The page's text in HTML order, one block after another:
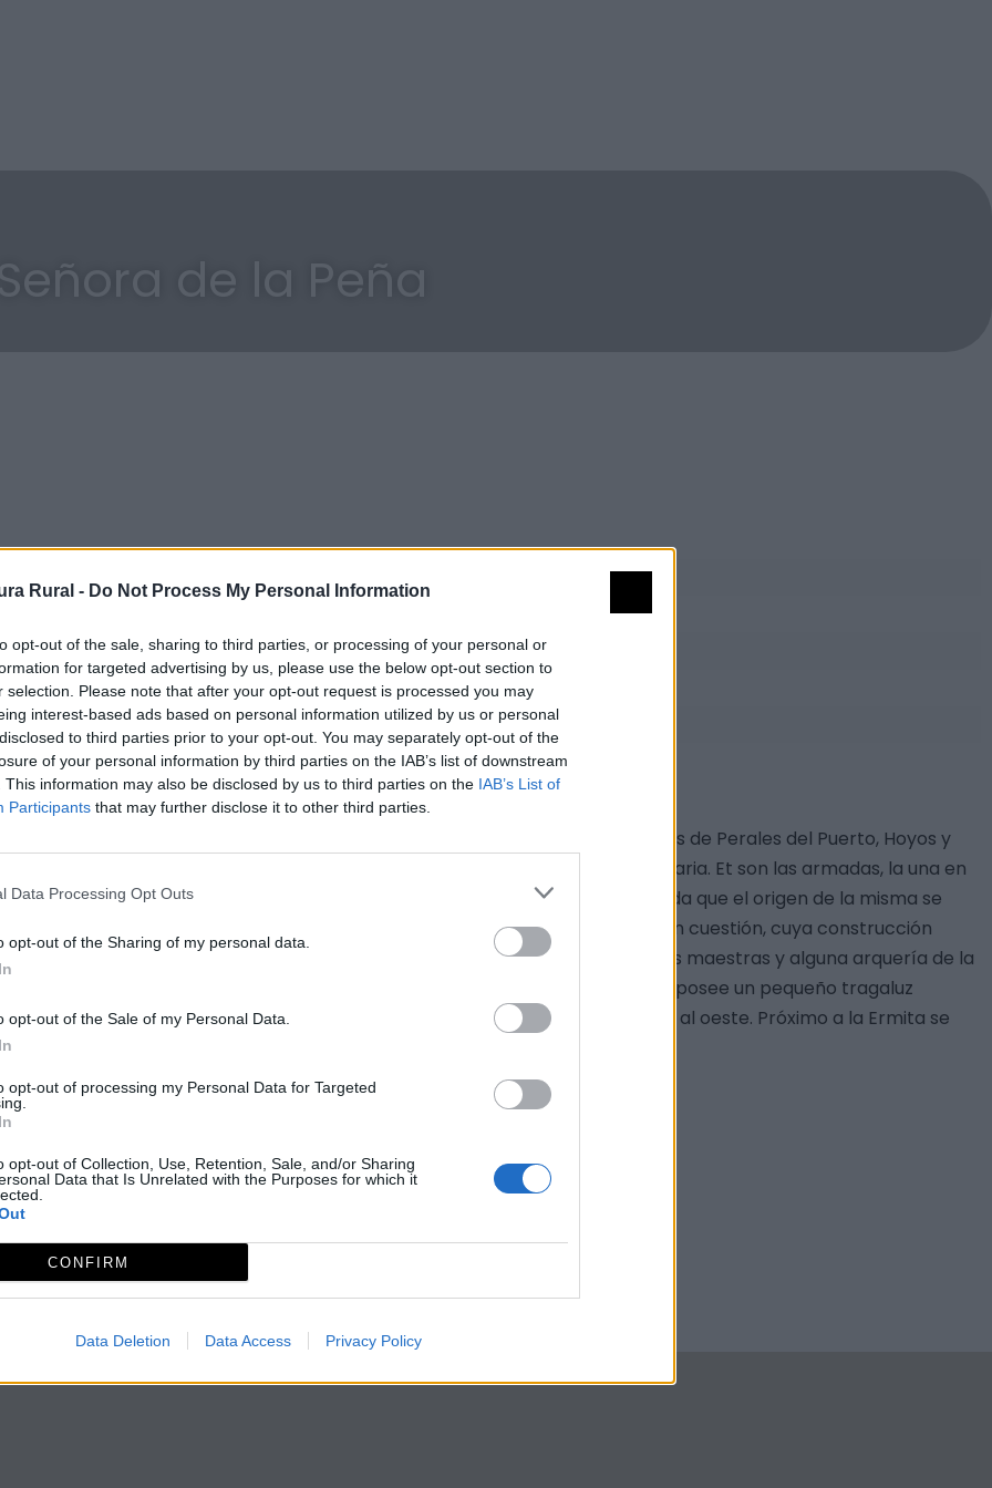
Rural - Do Not Process My Personal Information
opt-out of the sale, sharing to third parties, or processing of your personal or
for targeted advertising by us, please use the below opt-out section to
selection. Please note that after your opt-out request is processed you may
interest-based ads based on personal information utilized by us or personal
to third parties prior to your opt-out. You may separately opt-out of the
of your personal information by third parties on the IAB’s list of downstream
This information may also be disclosed by us to third parties on the IAB’s List of
Participants that may further disclose it to other third parties.
Data Processing Opt Outs
opt-out of the Sharing of my personal data.
opt-out of the Sale of my Personal Data.
opt-out of processing my Personal Data for Targeted
opt-out of Collection, Use, Retention, Sale, and/or Sharing
Data that Is Unrelated with the Purposes for which it
CONFIRM
Data Deletion Data Access Privacy Policy
de la Peña
Ermita
en una pequeña elevación en la confluencia de los términos municipales de Perales del Puerto, Hoyos y
en invierno, et en verano. Et es la voceria por cima de la sierra de Sancta Maria. Et son las armadas, la una en
Alfonso XI (1312-1350) lo cita en el Libro de la Montería. Cuenta la leyenda que el origen de la misma se
pastores de los tres pueblos citados, erigiéndose en su honor la Ermita en cuestión, cuya construcción
en estado ruinoso y de abandono, se conservan en pie parte de las paredes maestras y alguna arquería de la
granito ayudada por cuatro contrafuertes, la bóbeda de piedra y adobe, y posee un pequeño tragaluz
de un tamaño similar a la cabeza, posee dos puertas, orientadas al sur y al oeste. Próximo a la Ermita se